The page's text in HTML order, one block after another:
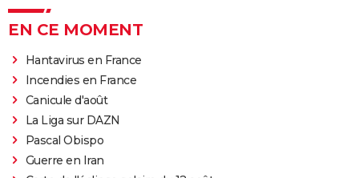
EN CE MOMENT
Hantavirus en France
Incendies en France
Canicule d'août
La Liga sur DAZN
Pascal Obispo
Guerre en Iran